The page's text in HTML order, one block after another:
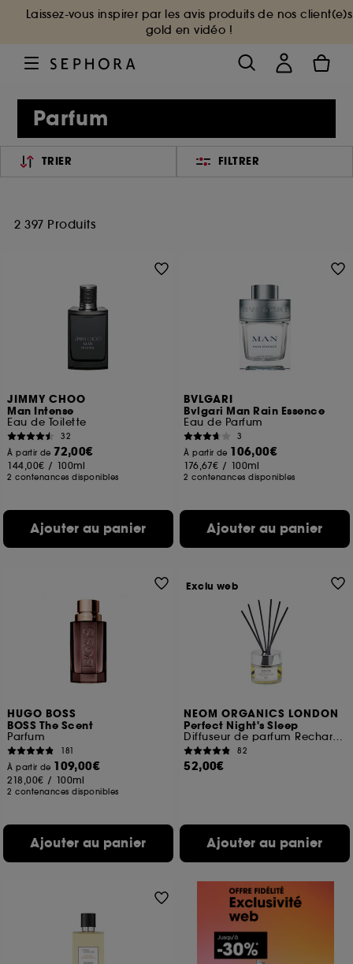
Laissez-vous inspirer par les avis produits de nos client(e)s
gold en vidéo !
Parfum
TRIER FILTRER
2 397 Produits
JIMMY CHOO
Man Intense
Eau de Toilette
32
À partir de 72,00€
144,00€ / 100ml
2 contenances disponibles
Ajouter au panier
BVLGARI
Bvlgari Man Rain Essence
Eau de Parfum
3
À partir de 106,00€
176,67€ / 100ml
2 contenances disponibles
Ajouter au panier
HUGO BOSS
BOSS The Scent
Parfum
181
À partir de 109,00€
218,00€ / 100ml
2 contenances disponibles
Ajouter au panier
NEOM ORGANICS LONDON
Perfect Night's Sleep
Diffuseur de parfum Rechargeable
82
52,00€
Ajouter au panier
Exclu web